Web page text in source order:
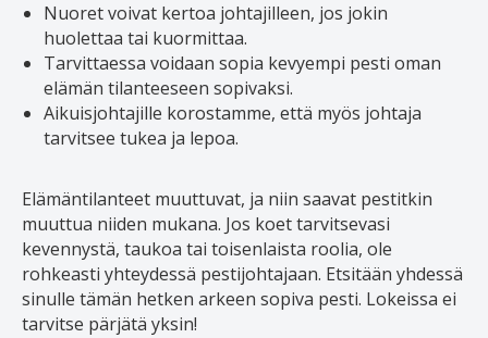
Nuoret voivat kertoa johtajilleen, jos jokin
huolettaa tai kuormittaa.
Tarvittaessa voidaan sopia kevyempi pesti oman
elämän tilanteeseen sopivaksi.
Aikuisjohtajille korostamme, että myös johtaja
tarvitsee tukea ja lepoa.
Elämäntilanteet muuttuvat, ja niin saavat pestitkin
muuttua niiden mukana. Jos koet tarvitsevasi
kevennystä, taukoa tai toisenlaista roolia, ole
rohkeasti yhteydessä pestijohtajaan. Etsitään yhdessä
sinulle tämän hetken arkeen sopiva pesti. Lokeissa ei
tarvitse pärjätä yksin!